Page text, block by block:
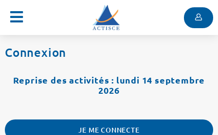
Menu
Connexion
Reprise des activités : lundi 14 septembre
2026
JE ME CONNECTE